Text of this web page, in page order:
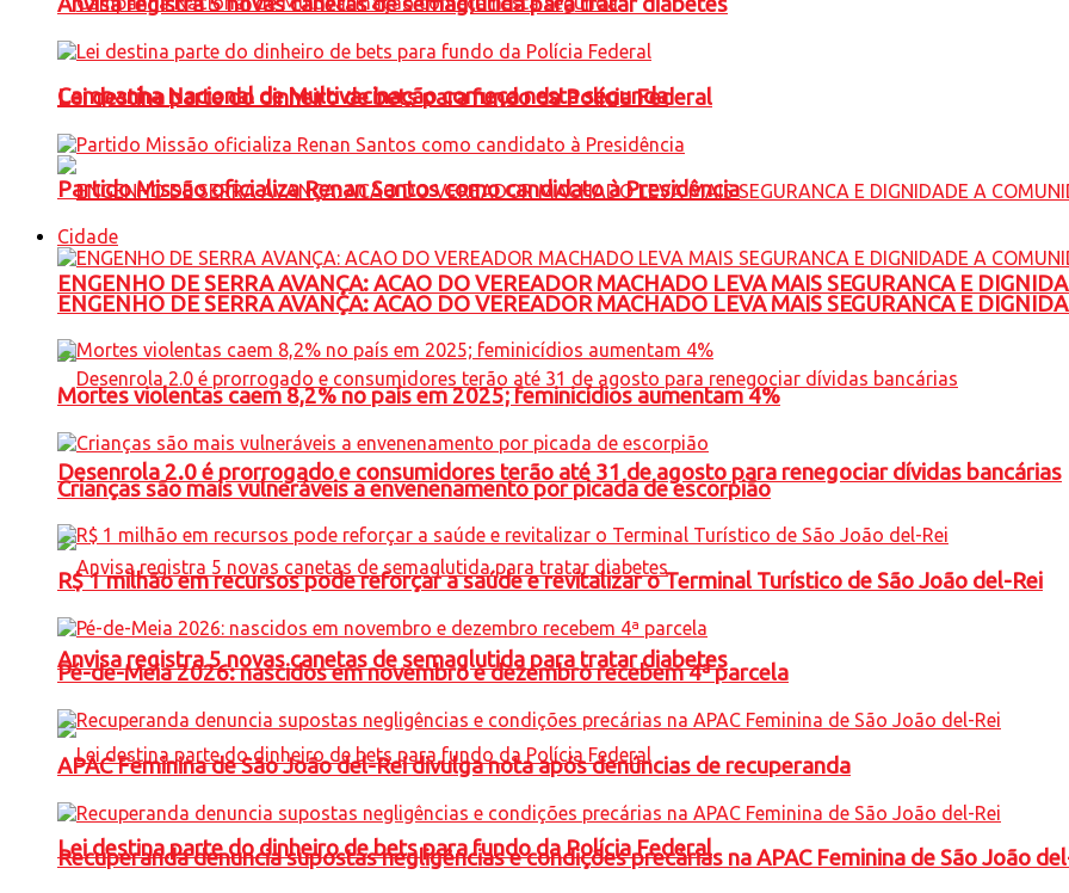
Campanha Nacional de Multivacinação começa nesta segunda
ENGENHO DE SERRA AVANÇA: ACAO DO VEREADOR MACHADO LEVA MAIS SEGURANCA E
Desenrola 2.0 é prorrogado e consumidores terão até 31 de agosto para renegociar dívidas bancárias
Anvisa registra 5 novas canetas de semaglutida para tratar diabetes
Lei destina parte do dinheiro de bets para fundo da Polícia Federal
Lei destina parte do dinheiro de bets para fundo da Polícia Federal
Partido Missão oficializa Renan Santos como candidato à Presidência
Cidade
ENGENHO DE SERRA AVANÇA: ACAO DO VEREADOR MACHADO LEVA MAIS SEGURANCA E
Mortes violentas caem 8,2% no país em 2025; feminicídios aumentam 4%
Crianças são mais vulneráveis a envenenamento por picada de escorpião
R$ 1 milhão em recursos pode reforçar a saúde e revitalizar o Terminal Turístico de São João del-Rei
Pé-de-Meia 2026: nascidos em novembro e dezembro recebem 4ª parcela
APAC Feminina de São João del-Rei divulga nota após denúncias de recuperanda
Recuperanda denuncia supostas negligências e condições precárias na APAC Feminina de São João